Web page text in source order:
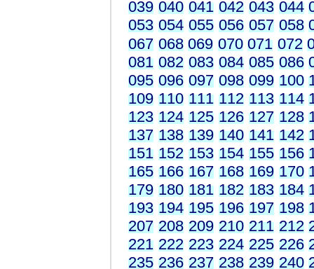
039 040 041 042 043 044
053 054 055 056 057 058
067 068 069 070 071 072
081 082 083 084 085 086
095 096 097 098 099 100
109 110 111 112 113 114
123 124 125 126 127 128
137 138 139 140 141 142
151 152 153 154 155 156
165 166 167 168 169 170
179 180 181 182 183 184
193 194 195 196 197 198
207 208 209 210 211 212
221 222 223 224 225 226
235 236 237 238 239 240